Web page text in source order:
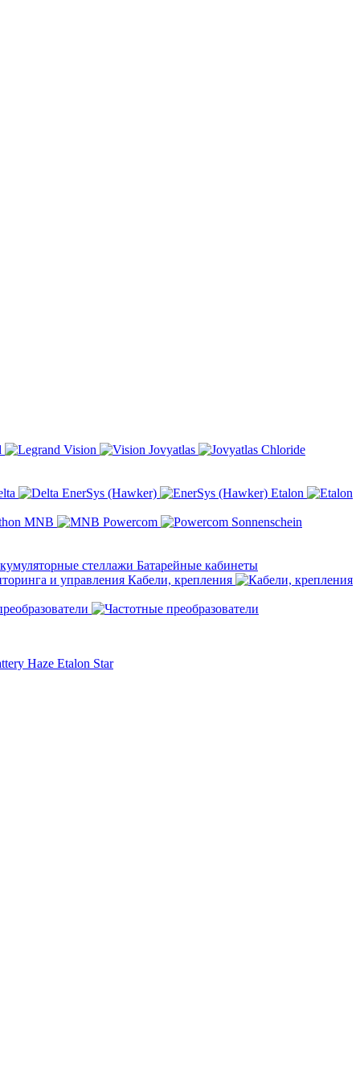
Vision Jovyatlas Chloride
EnerSys (Hawker)
Etalon
MNB Powercom
Sonnenschein
Батарейные кабинеты
Кабели, крепления
Haze Etalon Star